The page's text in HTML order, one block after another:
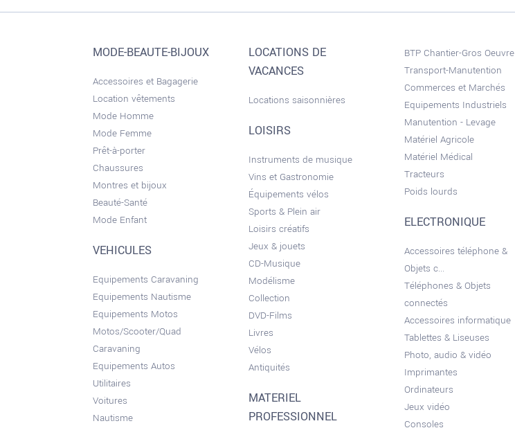
MODE-BEAUTE-BIJOUX
Accessoires et Bagagerie
Location vêtements
Mode Homme
Mode Femme
Prêt-à-porter
Chaussures
Montres et bijoux
Beauté-Santé
Mode Enfant
VEHICULES
Equipements Caravaning
Equipements Nautisme
Equipements Motos
Motos/Scooter/Quad
Caravaning
Equipements Autos
Utilitaires
Voitures
Nautisme
LOCATIONS DE
VACANCES
Locations saisonnières
LOISIRS
Instruments de musique
Vins et Gastronomie
Équipements vélos
Sports & Plein air
Loisirs créatifs
Jeux & jouets
CD-Musique
Modélisme
Collection
DVD-Films
Livres
Vélos
Antiquités
MATERIEL
PROFESSIONNEL
BTP Chantier-Gros Oeuvre
Transport-Manutention
Commerces et Marchés
Equipements Industriels
Manutention - Levage
Matériel Agricole
Matériel Médical
Tracteurs
Poids lourds
ELECTRONIQUE
Accessoires téléphone &
Objets c...
Téléphones & Objets
connectés
Accessoires informatique
Tablettes & Liseuses
Photo, audio & vidéo
Imprimantes
Ordinateurs
Jeux vidéo
Consoles